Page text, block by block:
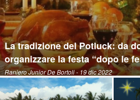
La tradizione del Potluck: da
organizzare la festa “dopo le
Raniero Junior De Bortoli- 19 dic 2022